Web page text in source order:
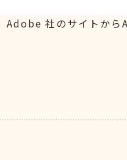
Adobe 社のサイトか